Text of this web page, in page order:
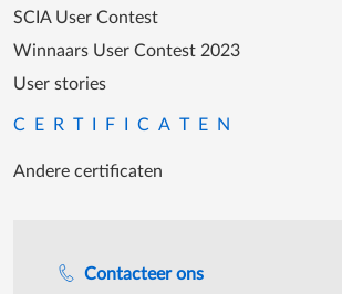
Contacteer ons
SCIA User Contest
Winnaars User Contest 2023
User stories
CERTIFICATEN
Andere certificaten